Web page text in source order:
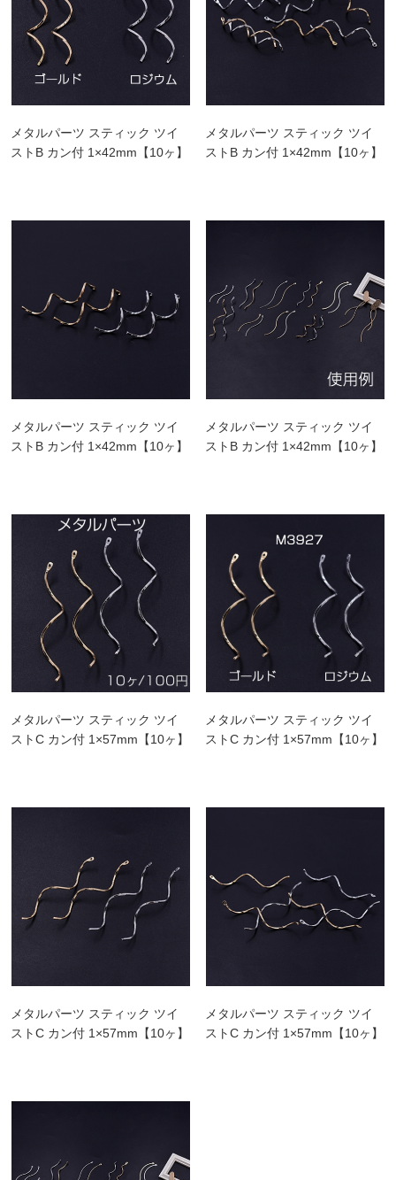
メタルパーツ スティック ツイ
ストB カン付 1×42mm【10ヶ】
メタルパーツ スティック ツイ
ストB カン付 1×42mm【10ヶ】
メタルパーツ スティック ツイ
ストB カン付 1×42mm【10ヶ】
メタルパーツ スティック ツイ
ストB カン付 1×42mm【10ヶ】
メタルパーツ スティック ツイ
ストC カン付 1×57mm【10ヶ】
メタルパーツ スティック ツイ
ストC カン付 1×57mm【10ヶ】
メタルパーツ スティック ツイ
ストC カン付 1×57mm【10ヶ】
メタルパーツ スティック ツイ
ストC カン付 1×57mm【10ヶ】